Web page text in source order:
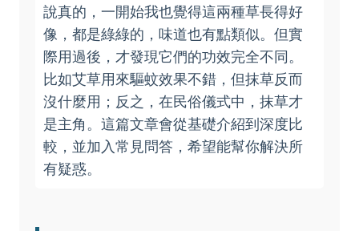
說真的，一開始我也覺得這兩種草長得好
像，都是綠綠的，味道也有點類似。但實
際用過後，才發現它們的功效完全不同。
比如艾草用來驅蚊效果不錯，但抹草反而
沒什麼用；反之，在民俗儀式中，抹草才
是主角。這篇文章會從基礎介紹到深度比
較，並加入常見問答，希望能幫你解決所
有疑惑。